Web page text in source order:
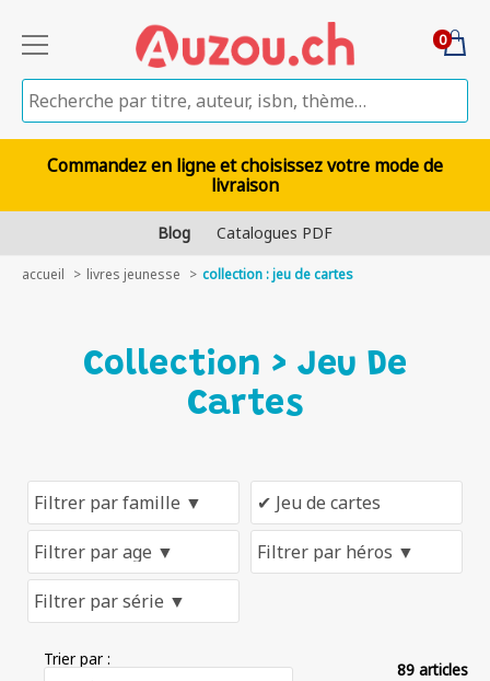
0
Commandez en ligne et choisissez votre mode de
livraison
Blog Catalogues PDF
accueil livres jeunesse collection : jeu de cartes
Collection > Jeu De
Cartes
Trier par :
89 articles